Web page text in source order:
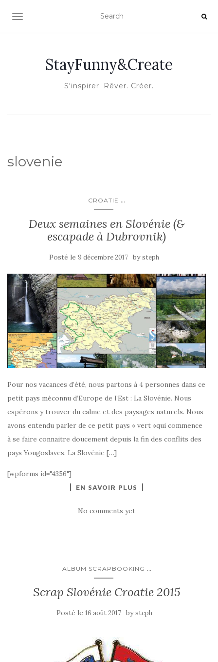
OUVRIR/FERMER LA NAVIGATION
StayFunny&Create
S'inspirer. Rêver. Créer.
slovenie
CROATIE ...
Deux semaines en Slovénie (&
escapade à Dubrovnik)
Posté le 9 décembre 2017 bysteph
Pour nos vacances d’été, nous partons à 4 personnes dans ce
petit pays méconnu d’Europe de l’Est : La Slovénie. Nous
espérons y trouver du calme et des paysages naturels. Nous
avons entendu parler de ce petit pays « vert »qui commence
à se faire connaitre doucement depuis la fin des conflits des
pays Yougoslaves. La Slovénie […]
[wpforms id="4356"]
EN SAVOIR PLUS
No comments yet
ALBUM SCRAPBOOKING ...
Scrap Slovénie Croatie 2015
Posté le 16 août 2017 bysteph